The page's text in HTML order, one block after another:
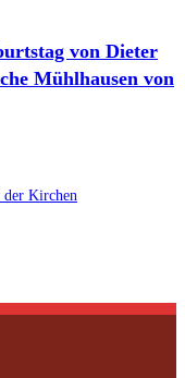
von Dieter
Mühlhausen von